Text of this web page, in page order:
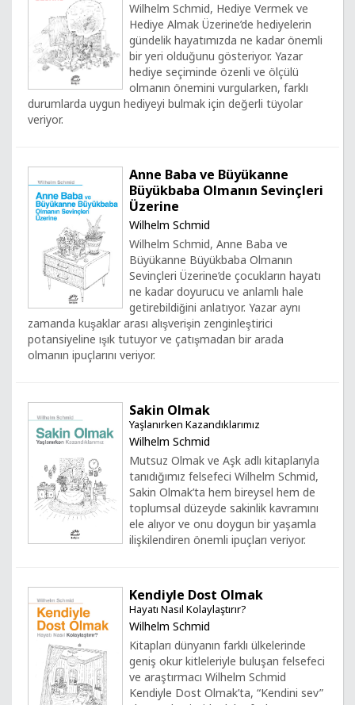
Wilhelm Schmid, Hediye Vermek ve
Hediye Almak Üzerine’de hediyelerin
gündelik hayatımızda ne kadar önemli
bir yeri olduğunu gösteriyor. Yazar
hediye seçiminde özenli ve ölçülü
olmanın önemini vurgularken, farklı
durumlarda uygun hediyeyi bulmak için değerli tüyolar
veriyor.
Anne Baba ve Büyükanne
Büyükbaba Olmanın Sevinçleri
Üzerine
Wilhelm Schmid
Wilhelm Schmid, Anne Baba ve
Büyükanne Büyükbaba Olmanın
Sevinçleri Üzerine’de çocukların hayatı
ne kadar doyurucu ve anlamlı hale
getirebildiğini anlatıyor. Yazar aynı
zamanda kuşaklar arası alışverişin zenginleştirici
potansiyeline ışık tutuyor ve çatışmadan bir arada
olmanın ipuçlarını veriyor.
Sakin Olmak
Yaşlanırken Kazandıklarımız
Wilhelm Schmid
Mutsuz Olmak ve Aşk adlı kitaplarıyla
tanıdığımız felsefeci Wilhelm Schmid,
Sakin Olmak’ta hem bireysel hem de
toplumsal düzeyde sakinlik kavramını
ele alıyor ve onu doygun bir yaşamla
ilişkilendiren önemli ipuçları veriyor.
Kendiyle Dost Olmak
Hayatı Nasıl Kolaylaştırır?
Wilhelm Schmid
Kitapları dünyanın farklı ülkelerinde
geniş okur kitleleriyle buluşan felsefeci
ve araştırmacı Wilhelm Schmid
Kendiyle Dost Olmak’ta, “Kendini sev”